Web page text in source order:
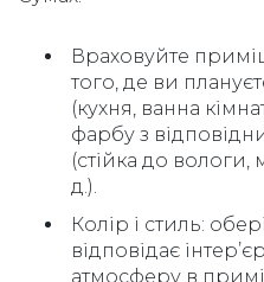
Враховуйте
того, де ви
(кухня, ванна
фарбу з
(стійка до вологи,
д.).
Колір і стиль:
відповідає
атмосферу в